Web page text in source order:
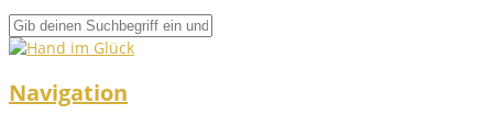
Navigation